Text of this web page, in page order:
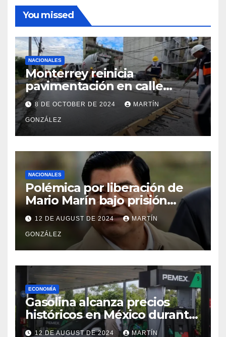
You missed
NACIONALES
Monterrey reinicia
pavimentación en calle
Filósofos
8 DE OCTOBER DE 2024 MARTÍN
GONZÁLEZ
NACIONALES
Polémica por liberación de
Mario Marín bajo prisión
domiciliaria
12 DE AUGUST DE 2024 MARTÍN
GONZÁLEZ
ECONOMÍA
Gasolina alcanza precios
históricos en México durante
julio de 2024
12 DE AUGUST DE 2024 MARTÍN